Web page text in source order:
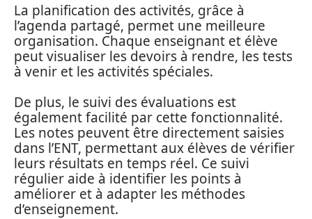
La planification des activités, grâce à
l’agenda partagé, permet une meilleure
organisation. Chaque enseignant et élève
peut visualiser les devoirs à rendre, les tests
à venir et les activités spéciales.
De plus, le suivi des évaluations est
également facilité par cette fonctionnalité.
Les notes peuvent être directement saisies
dans l’ENT, permettant aux élèves de vérifier
leurs résultats en temps réel. Ce suivi
régulier aide à identifier les points à
améliorer et à adapter les méthodes
d’enseignement.